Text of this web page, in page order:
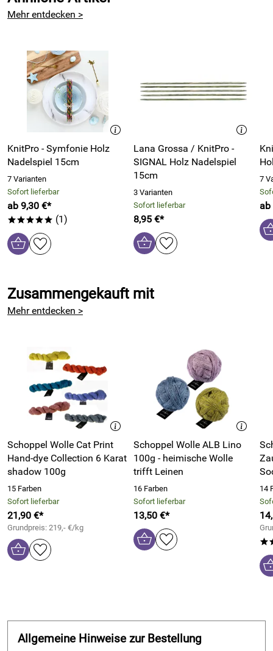
Mehr entdecken >
KnitPro - Symfonie Holz
Nadelspiel 15cm
7 Varianten
Sofort lieferbar
ab 9,30 €*
***** (1)
Lana Grossa / KnitPro -
SIGNAL Holz Nadelspiel
15cm
3 Varianten
Sofort lieferbar
8,95 €*
7
ab
Zusammengekauft mit
Mehr entdecken >
Schoppel Wolle Cat Print
Hand-dye Collection 6 Karat
shadow 100g
15 Farben
Sofort lieferbar
21,90 €*
Grundpreis: 219,- €/kg
Schoppel Wolle ALB Lino
100g - heimische Wolle
trifft Leinen
16 Farben
Sofort lieferbar
13,50 €*
14
Allgemeine Hinweise zur Bestellung